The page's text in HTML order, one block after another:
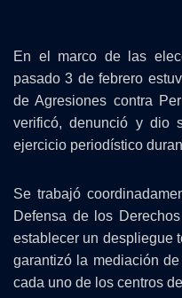
En el marco de las
pasado 3 de febrero
de Agresiones contra
verificó, denunció y dio
ejercicio periodístico
Se trabajó
Defensa de los
establecer un despliegue
garantizó la mediación
cada uno de los centros